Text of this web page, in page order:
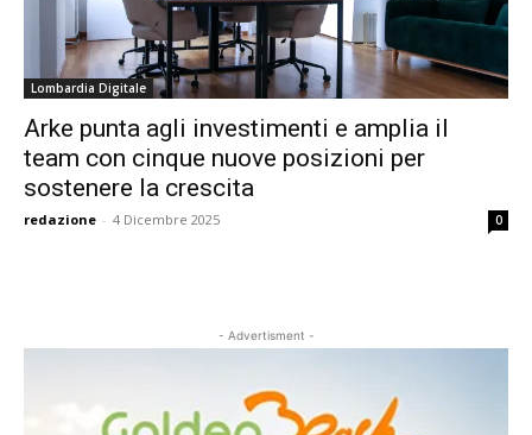
Lombardia Digitale
Arke punta agli investimenti e amplia il
team con cinque nuove posizioni per
sostenere la crescita
redazione - 4 Dicembre 2025 0
- Advertisment -